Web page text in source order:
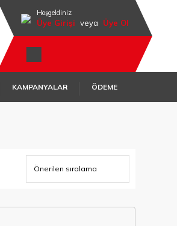
Hoşgeldiniz
Üye Girişi veya Üye Ol
KAMPANYALAR ÖDEME